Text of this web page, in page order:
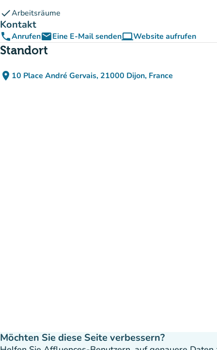
checkArbeitsräume
Kontakt
phoneAnrufenemailEine E-Mail sendencomputerWebsite aufrufen
(new tab)
Standort
place 10 Place André Gervais, 21000 Dijon, France
(in Google Maps öffnen)
(new tab)
Möchten Sie diese Seite verbessern?